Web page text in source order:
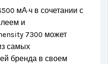
мА·ч в сочетании с
и
7300 может
самых
бренда в своем